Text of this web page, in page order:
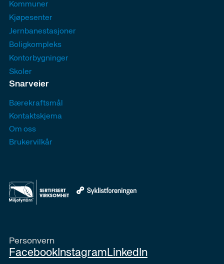
Kommuner
Kjøpesenter
Jernbanestasjoner
Boligkompleks
Kontorbygninger
Skoler
Snarveier
Bærekraftsmål
Kontaktskjema
Om oss
Brukervilkår
Personvern
FacebookInstagramLinkedIn